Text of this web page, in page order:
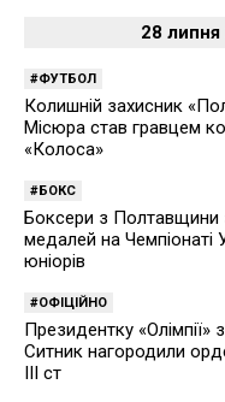
28 липня
ФУТБОЛ
Колишній захисник
Місюра став гравцем
«Колоса»
БОКС
Боксери з Полтавщини
медалей на Чемпіонаті
юніорів
ОФІЦІЙНО
Президентку «Олімпії»
Ситник нагородили
ІІІ ст